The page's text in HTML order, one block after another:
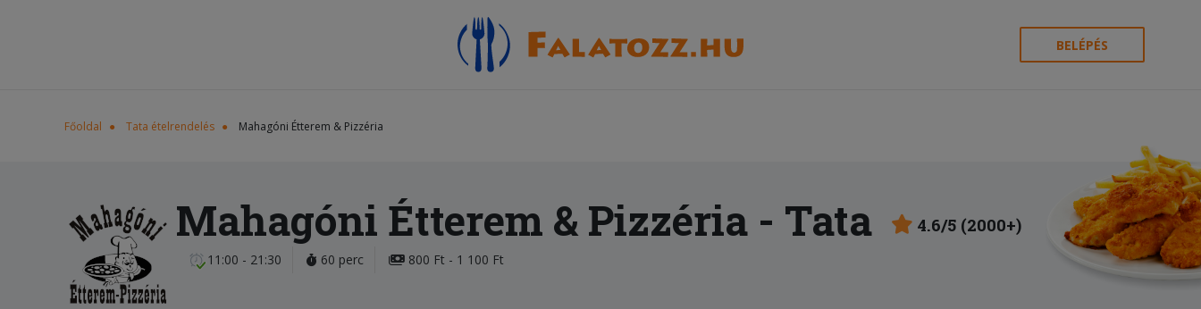
BELÉPÉS
Főoldal Tata ételrendelés Mahagóni Étterem & Pizzéria
Mahagóni Étterem & Pizzéria - Tata 4.6/5 (2000+)
11:00 - 21:30 60 perc 800 Ft - 1 100 Ft